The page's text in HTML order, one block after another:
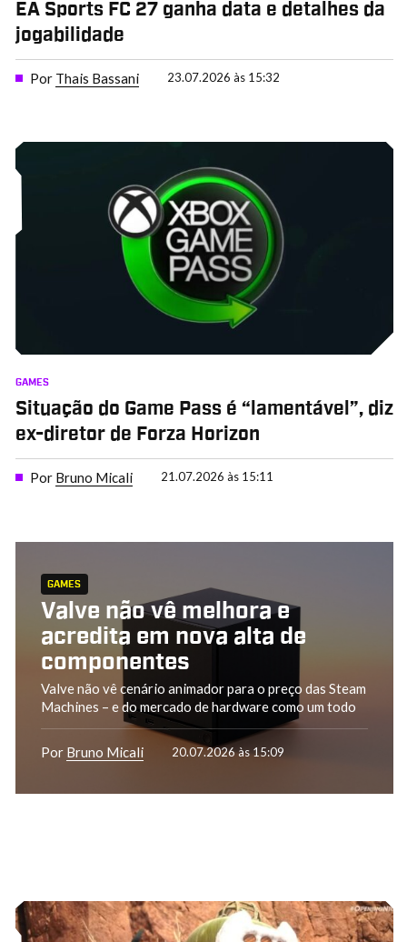
EA Sports FC 27 ganha data e detalhes da
jogabilidade
Por Thais Bassani 23.07.2026 às 15:32
GAMES
Situação do Game Pass é “lamentável”, diz
ex-diretor de Forza Horizon
Por Bruno Micali 21.07.2026 às 15:11
GAMES
Valve não vê melhora e
acredita em nova alta de
componentes
Valve não vê cenário animador para o preço das Steam
Machines – e do mercado de hardware como um todo
Por Bruno Micali 20.07.2026 às 15:09